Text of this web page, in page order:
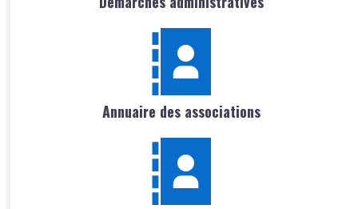
Annuaire des associations